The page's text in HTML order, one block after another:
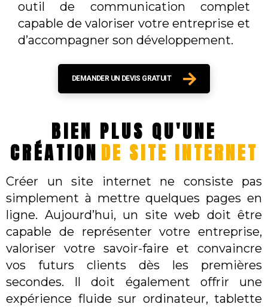
outil de communication complet
capable de valoriser votre entreprise et
d’accompagner son développement.
DEMANDER UN DEVIS GRATUIT
BIEN PLUS QU'UNE
CRÉATION DE SITE INTERNET
Créer un site internet ne consiste pas
simplement à mettre quelques pages en
ligne. Aujourd’hui, un site web doit être
capable de représenter votre entreprise,
valoriser votre savoir-faire et convaincre
vos futurs clients dès les premières
secondes. Il doit également offrir une
expérience fluide sur ordinateur, tablette